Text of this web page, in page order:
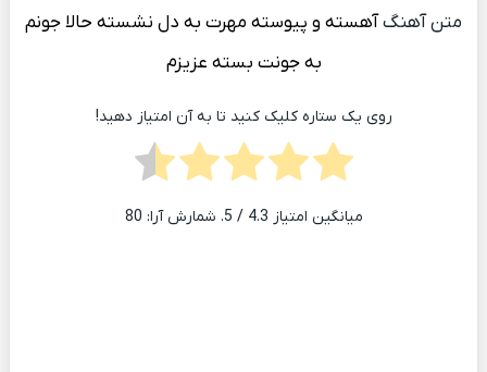
متن آهنگآهسته و پیوسته مهرت به دل نشسته حالا جونم
به جونت بسته عزیزم
روی یک ستاره کلیک کنید تا به آن امتیاز دهید!
میانگین امتیاز 4.3 / 5. شمارش آرا: 80